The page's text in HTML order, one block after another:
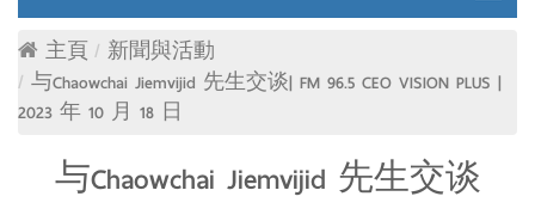
主頁
新聞與活動
与Chaowchai Jiemvijid 先生交谈| FM 96.5 CEO VISION PLUS |
2023 年 10 月 18 日
与Chaowchai Jiemvijid 先生交谈